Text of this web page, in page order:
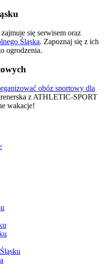
się serwisem oraz
Śląska. Zapoznaj się z ich
ogrodzenia.
obóz sportowy dla
z ATHLETIC-SPORT
wakacje!